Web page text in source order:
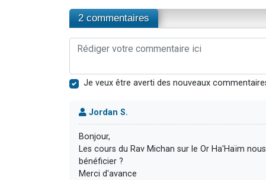
2 commentaires
Je veux être averti des nouveaux
Jordan S.
Bonjour,
Les cours du Rav Michan sur le Or Ha'Haïm
bénéficier ?
Merci d'avance